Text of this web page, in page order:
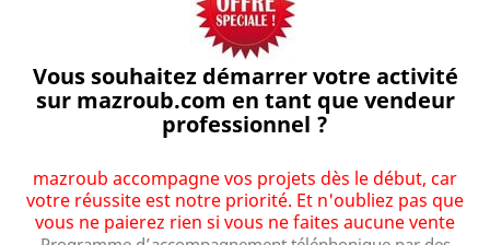
Vous souhaitez démarrer votre activité
sur mazroub.com en tant que vendeur
professionnel ?
mazroub accompagne vos projets dès le début, car
votre réussite est notre priorité. Et n'oubliez pas que
vous ne paierez rien si vous ne faites aucune vente